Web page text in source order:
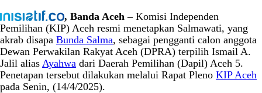
, Banda Aceh –Komisi Independen
Pemilihan (KIP) Aceh resmi menetapkan Salmawati, yang
akrab disapa Bunda Salma, sebagai pengganti calon anggota
Dewan Perwakilan Rakyat Aceh (DPRA) terpilih Ismail A.
Jalil alias Ayahwa dari Daerah Pemilihan (Dapil) Aceh 5.
Penetapan tersebut dilakukan melalui Rapat Pleno KIP Aceh
pada Senin, (14/4/2025).